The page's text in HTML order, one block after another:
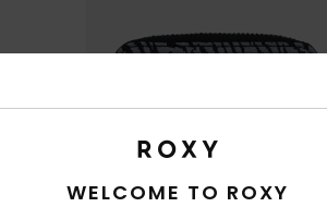
WELCOME TO ROXY